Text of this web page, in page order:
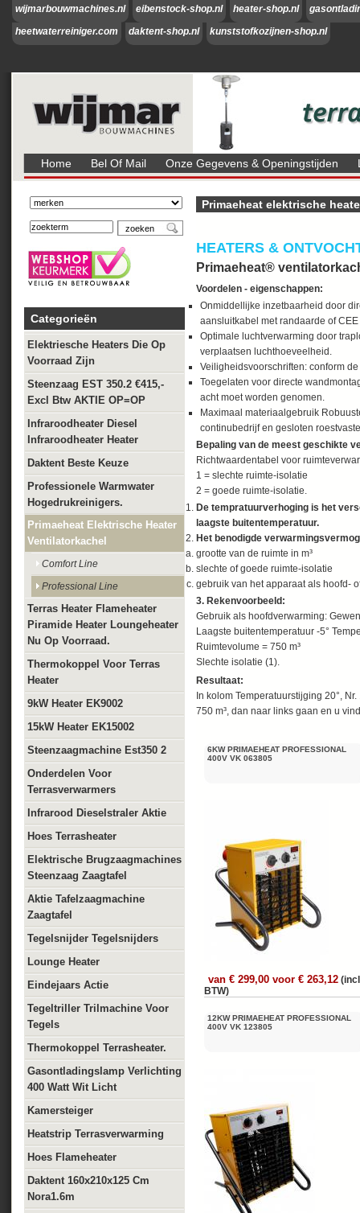
wijmarbouwmachines.nl eibenstock-shop.nl heater-shop.nl
heetwaterreiniger.com
daktent-shop.nl kunststofkozijnen-shop.nl
Home Bel Of Mail Onze Gegevens & Openingstijden
Categorieën
Elektriesche Heaters Die Op
Voorraad Zijn
Steenzaag EST 350.2 €415,-
Excl Btw AKTIE OP=OP
Infraroodheater Diesel
Infraroodheater Heater
Daktent Beste Keuze
Professionele Warmwater
Hogedrukreinigers.
Primaeheat Elektrische Heater
Ventilatorkachel
Comfort Line
Professional Line
Terras Heater Flameheater
Piramide Heater Loungeheater
Nu Op Voorraad.
Thermokoppel Voor Terras
Heater
9kW Heater EK9002
15kW Heater EK15002
Steenzaagmachine Est350 2
Onderdelen Voor
Terrasverwarmers
Infrarood Dieselstraler Aktie
Hoes Terrasheater
Elektrische Brugzaagmachines
Steenzaag Zaagtafel
Aktie Tafelzaagmachine
Zaagtafel
Tegelsnijder Tegelsnijders
Lounge Heater
Eindejaars Actie
Tegeltriller Trilmachine Voor
Tegels
Thermokoppel Terrasheater.
Gasontladingslamp Verlichting
400 Watt Wit Licht
Kamersteiger
Heatstrip Terrasverwarming
Hoes Flameheater
Daktent 160x210x125 Cm
Nora1.6m
Primaeheat elektrische
HEATERS &
Primaeheat®
Voordelen - eigenschappen:
Onmiddellijke inzetbaarheid door
aansluitkabel met randaarde of
Optimale luchtverwarming door
verplaatsen luchthoeveelheid.
Veiligheidsvoorschriften: conform
Toegelaten voor directe
acht moet worden genomen.
Maximaal materiaalgebruik
continubedrijf en gesloten
Bepaling van de meest geschikte
Richtwaardentabel voor
1 = slechte ruimte-isolatie
2 = goede ruimte-isolatie.
De tempratuurverhoging is het
laagste buitentemperatuur.
Het benodigde
grootte van de ruimte in m³
slechte of goede ruimte-isolatie
gebruik van het apparaat als hoofd-
3. Rekenvoorbeeld:
Gebruik als hoofdverwarming:
Laagste buitentemperatuur -5°
Ruimtevolume = 750 m³
Slechte isolatie (1).
Resultaat:
In kolom Temperatuurstijging 20°,
750 m³, dan naar links gaan en u
6KW PRIMAEHEAT PROFESSIONAL
400V VK 063805
van € 299,00 voor € 263,12
BTW)
12KW PRIMAEHEAT PROFESSIONAL
400V VK 123805